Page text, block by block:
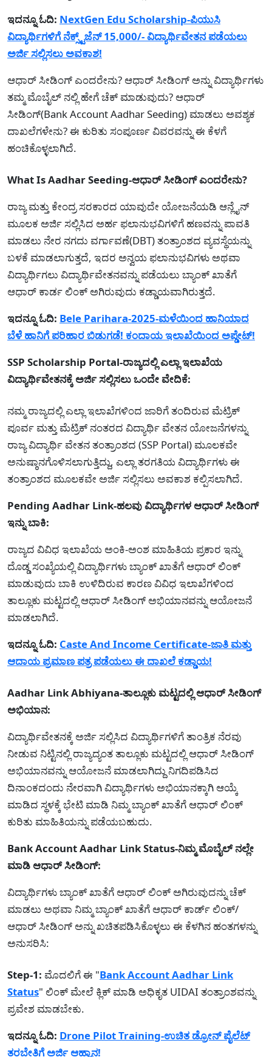
ಇದನ್ನೂ ಓದಿ: NextGen Edu Scholarship-ಪಿಯುಸಿ
ವಿದ್ಯಾರ್ಥಿಗಳಿಗೆ ನೆಕ್ಸ್ಟ್‌ಜೆನ್ 15,000/- ವಿದ್ಯಾರ್ಥಿವೇತನ ಪಡೆಯಲು
ಅರ್ಜಿ ಸಲ್ಲಿಸಲು ಅವಕಾಶ!
ಆಧಾರ್ ಸೀಡಿಂಗ್ ಎಂದರೇನು? ಆಧಾರ್ ಸೀಡಿಂಗ್ ಅನ್ನು ವಿದ್ಯಾರ್ಥಿಗಳು
ತಮ್ಮ ಮೊಬೈಲ್ ನಲ್ಲಿ ಹೇಗೆ ಚೆಕ್ ಮಾಡುವುದು? ಆಧಾರ್
ಸೀಡಿಂಗ್(Bank Account Aadhar Seeding) ಮಾಡಲು ಅವಶ್ಯಕ
ದಾಖಲೆಗಳೇನು? ಈ ಕುರಿತು ಸಂಪೂರ್ಣ ವಿವರವನ್ನು ಈ ಕೆಳಗೆ
ಹಂಚಿಕೊಳ್ಳಲಾಗಿದೆ.
What Is Aadhar Seeding-ಆಧಾರ್ ಸೀಡಿಂಗ್ ಎಂದರೇನು?
ರಾಜ್ಯ ಮತ್ತು ಕೇಂದ್ರ ಸರಕಾರದ ಯಾವುದೇ ಯೋಜನೆಯಡಿ ಆನ್ಲೈನ್
ಮೂಲಕ ಅರ್ಜಿ ಸಲ್ಲಿಸಿದ ಅರ್ಹ ಫಲಾನುಭವಿಗಳಿಗೆ ಹಣವನ್ನು ಪಾವತಿ
ಮಾಡಲು ನೇರ ನಗದು ವರ್ಗಾವಣೆ(DBT) ತಂತ್ರಾಂಶದ ವ್ಯವಸ್ಥೆಯನ್ನು
ಬಳಕೆ ಮಾಡಲಾಗುತ್ತದೆ, ಇದರ ಅನ್ವಯ ಫಲಾನುಭವಿಗಳು ಅಥವಾ
ವಿದ್ಯಾರ್ಥಿಗಲು ವಿದ್ಯಾರ್ಥಿವೇತನವನ್ನು ಪಡೆಯಲು ಬ್ಯಾಂಕ್ ಖಾತೆಗೆ
ಆಧಾರ್ ಕಾರ್ಡ ಲಿಂಕ್ ಅಗಿರುವುದು ಕಡ್ಡಾಯವಾಗಿರುತ್ತದೆ.
ಇದನ್ನೂ ಓದಿ: Bele Parihara-2025-ಮಳೆಯಿಂದ ಹಾನಿಯಾದ
ಬೆಳೆ ಹಾನಿಗೆ ಪರಿಹಾರ ಬಿಡುಗಡೆ! ಕಂದಾಯ ಇಲಾಖೆಯಿಂದ ಅಪ್ಡೇಟ್!
SSP Scholarship Portal-ರಾಜ್ಯದಲ್ಲಿ ಎಲ್ಲಾ ಇಲಾಖೆಯ
ವಿದ್ಯಾರ್ಥಿವೇತನಕ್ಕೆ ಅರ್ಜಿ ಸಲ್ಲಿಸಲು ಒಂದೇ ವೇದಿಕೆ:
ನಮ್ಮ ರಾಜ್ಯದಲ್ಲಿ ಎಲ್ಲಾ ಇಲಾಖೆಗಳಿಂದ ಜಾರಿಗೆ ತಂದಿರುವ ಮೆಟ್ರಿಕ್
ಪೂರ್ವ ಮತ್ತು ಮೆಟ್ರಿಕ್ ನಂತರದ ವಿದ್ಯಾರ್ಥಿ ವೇತನ ಯೋಜನೆಗಳನ್ನು
ರಾಜ್ಯ ವಿದ್ಯಾರ್ಥಿ ವೇತನ ತಂತ್ರಾಂಶದ (SSP Portal) ಮೂಲಕವೇ
ಅನುಷ್ಠಾನಗೊಳಿಸಲಾಗುತ್ತಿದ್ದು, ಎಲ್ಲಾ ತರಗತಿಯ ವಿದ್ಯಾರ್ಥಿಗಳು ಈ
ತಂತ್ರಾಂಶದ ಮೂಲಕವೇ ಅರ್ಜಿ ಸಲ್ಲಿಸಲು ಅವಕಾಶ ಕಲ್ಪಿಸಲಾಗಿದೆ.
Pending Aadhar Link-ಹಲವು ವಿದ್ಯಾರ್ಥಿಗಳ ಆಧಾರ್ ಸೀಡಿಂಗ್
ಇನ್ನು ಬಾಕಿ:
ರಾಜ್ಯದ ವಿವಿಧ ಇಲಾಖೆಯ ಅಂಕಿ-ಅಂಶ ಮಾಹಿತಿಯ ಪ್ರಕಾರ ಇನ್ನು
ದೊಡ್ಡ ಸಂಖ್ಯೆಯಲ್ಲಿ ವಿದ್ಯಾರ್ಥಿಗಳು ಬ್ಯಾಂಕ್ ಖಾತೆಗೆ ಆಧಾರ್ ಲಿಂಕ್
ಮಾಡುವುದು ಬಾಕಿ ಉಳಿದಿರುವ ಕಾರಣ ವಿವಿಧ ಇಲಾಖೆಗಳಿಂದ
ತಾಲ್ಲೂಕು ಮಟ್ಟದಲ್ಲಿ ಆಧಾರ್ ಸೀಡಿಂಗ್ ಅಭಿಯಾನವನ್ನು ಆಯೋಜನೆ
ಮಾಡಲಾಗಿದೆ.
ಇದನ್ನೂ ಓದಿ: Caste And Income Certificate-ಜಾತಿ ಮತ್ತು
ಆದಾಯ ಪ್ರಮಾಣ ಪತ್ರ ಪಡೆಯಲು ಈ ದಾಖಲೆ ಕಡ್ಡಾಯ!
Aadhar Link Abhiyana-ತಾಲ್ಲೂಕು ಮಟ್ಟದಲ್ಲಿ ಆಧಾರ್ ಸೀಡಿಂಗ್
ಅಭಿಯಾನ:
ವಿದ್ಯಾರ್ಥಿವೇತನಕ್ಕೆ ಅರ್ಜಿ ಸಲ್ಲಿಸಿದ ವಿದ್ಯಾರ್ಥಿಗಳಿಗೆ ತಾಂತ್ರಿಕ ನೆರವು
ನೀಡುವ ನಿಟ್ಟಿನಲ್ಲಿ ರಾಜ್ಯದ್ಯಂತ ತಾಲ್ಲೂಕು ಮಟ್ಟದಲ್ಲಿ ಆಧಾರ್ ಸೀಡಿಂಗ್
ಅಭಿಯಾನವನ್ನು ಆಯೋಜನೆ ಮಾಡಲಾಗಿದ್ದು ನಿಗದಿಪಡಿಸಿದ
ದಿನಾಂಕದಂದು ನೇರವಾಗಿ ವಿದ್ಯಾರ್ಥಿಗಳು ಅಭಿಯಾನಕ್ಕಾಗಿ ಆಯ್ಕೆ
ಮಾಡಿದ ಸ್ಥಳಕ್ಕೆ ಭೇಟಿ ಮಾಡಿ ನಿಮ್ಮ ಬ್ಯಾಂಕ್ ಖಾತೆಗೆ ಆಧಾರ್ ಲಿಂಕ್
ಕುರಿತು ಮಾಹಿತಿಯನ್ನು ಪಡೆಯಬಹುದು.
Bank Account Aadhar Link Status-ನಿಮ್ಮ ಮೊಬೈಲ್ ನಲ್ಲೇ
ಮಾಡಿ ಆಧಾರ್ ಸೀಡಿಂಗ್:
ವಿದ್ಯಾರ್ಥಿಗಳು ಬ್ಯಾಂಕ್ ಖಾತೆಗೆ ಆಧಾರ್ ಲಿಂಕ್ ಅಗಿರುವುದನ್ನು ಚೆಕ್
ಮಾಡಲು ಅಥವಾ ನಿಮ್ಮ ಬ್ಯಾಂಕ್ ಖಾತೆಗೆ ಆಧಾರ್ ಕಾರ್ಡ್ ಲಿಂಕ್/
ಆಧಾರ್ ಸೀಡಿಂಗ್ ಅನ್ನು ಖಚಿತಪಡಿಸಿಕೊಳ್ಳಲು ಈ ಕೆಳಗಿನ ಹಂತಗಳನ್ನು
ಅನುಸರಿಸಿ:
Step-1: ಮೊದಲಿಗೆ ಈ "Bank Account Aadhar Link
Status" ಲಿಂಕ್ ಮೇಲೆ ಕ್ಲಿಕ್ ಮಾಡಿ ಅಧಿಕೃತ UIDAI ತಂತ್ರಾಂಶವನ್ನು
ಪ್ರವೇಶ ಮಾಡಬೇಕು.
ಇದನ್ನೂ ಓದಿ: Drone Pilot Training-ಉಚಿತ ಡ್ರೋನ್ ಪೈಲೆಟ್
ತರಬೇತಿಗೆ ಅರ್ಜಿ ಆಹ್ವಾನ!